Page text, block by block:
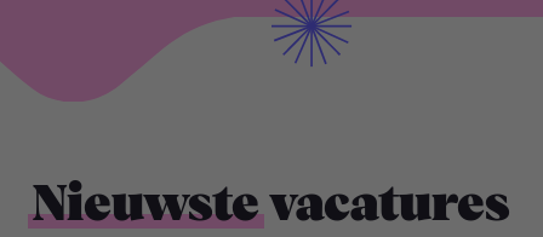
Nieuwstevacatures